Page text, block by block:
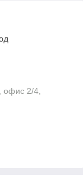
офис 2/4,